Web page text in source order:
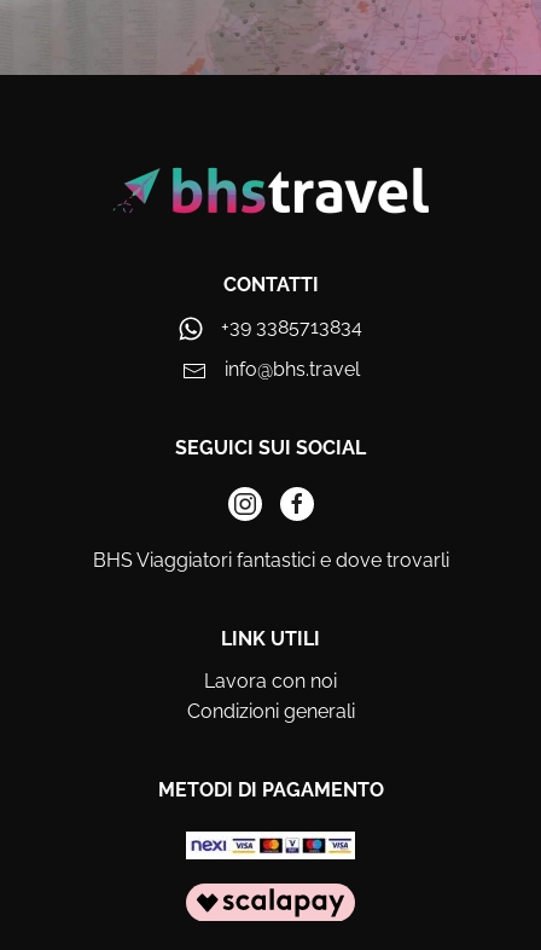
CONTATTI
+39 3385713834
info@bhs.travel
SEGUICI SUI SOCIAL
BHS Viaggiatori fantastici e dove trovarli
LINK UTILI
Lavora con noi
Condizioni generali
METODI DI PAGAMENTO